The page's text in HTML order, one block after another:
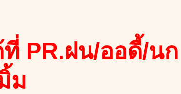
PR.ฝน/ออดี้/นก
ม